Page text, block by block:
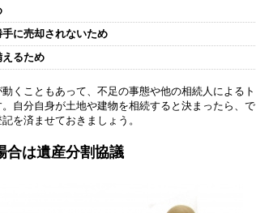
に売却されないため
るため
くこともあって、不足の事態や他の相続人によるト
自分自身が土地や建物を相続すると決まったら、で
を済ませておきましょう。
は遺産分割協議